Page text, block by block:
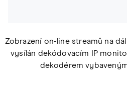
Zobrazení on-line streamů na
vysílán dekódovacím IP
dekodérem